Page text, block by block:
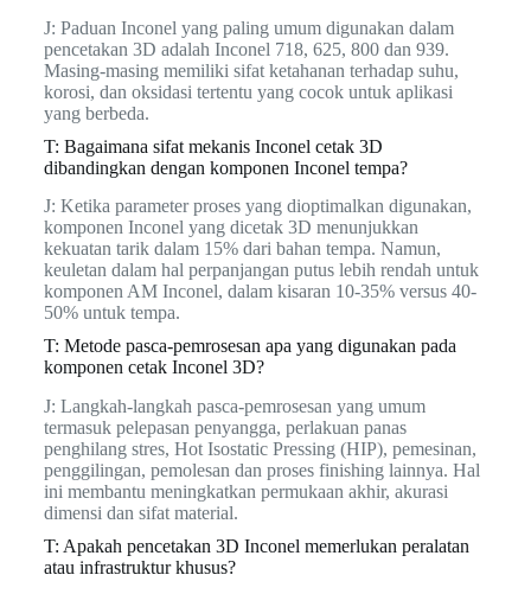
J: Paduan Inconel yang paling umum digunakan dalam
pencetakan 3D adalah Inconel 718, 625, 800 dan 939.
Masing-masing memiliki sifat ketahanan terhadap suhu,
korosi, dan oksidasi tertentu yang cocok untuk aplikasi
yang berbeda.
T: Bagaimana sifat mekanis Inconel cetak 3D
dibandingkan dengan komponen Inconel tempa?
J: Ketika parameter proses yang dioptimalkan digunakan,
komponen Inconel yang dicetak 3D menunjukkan
kekuatan tarik dalam 15% dari bahan tempa. Namun,
keuletan dalam hal perpanjangan putus lebih rendah untuk
komponen AM Inconel, dalam kisaran 10-35% versus 40-
50% untuk tempa.
T: Metode pasca-pemrosesan apa yang digunakan pada
komponen cetak Inconel 3D?
J: Langkah-langkah pasca-pemrosesan yang umum
termasuk pelepasan penyangga, perlakuan panas
penghilang stres, Hot Isostatic Pressing (HIP), pemesinan,
penggilingan, pemolesan dan proses finishing lainnya. Hal
ini membantu meningkatkan permukaan akhir, akurasi
dimensi dan sifat material.
T: Apakah pencetakan 3D Inconel memerlukan peralatan
atau infrastruktur khusus?